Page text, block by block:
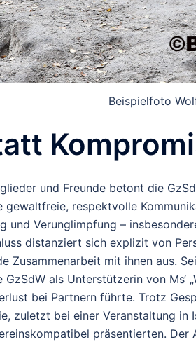
Beispielfoto
und Freunde betont die
gewaltfreie, respektvolle
und Verunglimpfung –
distanziert sich explizit von
Zusammenarbeit mit ihnen aus.
als Unterstützerin von Ms‘
bei Partnern führte. Trotz
zuletzt bei einer Veranstaltung in
präsentierten.